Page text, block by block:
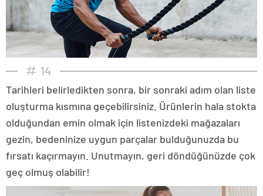
14
Tarihleri belirledikten sonra, bir sonraki adım olan liste
oluşturma kısmına geçebilirsiniz. Ürünlerin hala stokta
olduğundan emin olmak için listenizdeki mağazaları
gezin, bedeninize uygun parçalar bulduğunuzda bu
fırsatı kaçırmayın. Unutmayın, geri döndüğünüzde çok
geç olmuş olabilir!